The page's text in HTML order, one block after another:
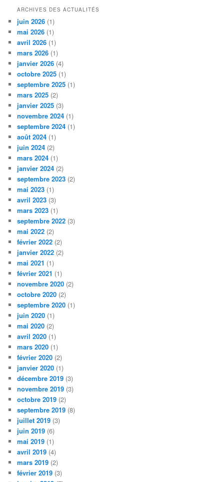
ARCHIVES DES ACTUALITÉS
juin 2026 (1)
mai 2026 (1)
avril 2026 (1)
mars 2026 (1)
janvier 2026 (4)
octobre 2025 (1)
septembre 2025 (1)
mars 2025 (2)
janvier 2025 (3)
novembre 2024 (1)
septembre 2024 (1)
août 2024 (1)
juin 2024 (2)
mars 2024 (1)
janvier 2024 (2)
septembre 2023 (2)
mai 2023 (1)
avril 2023 (3)
mars 2023 (1)
septembre 2022 (3)
mai 2022 (2)
février 2022 (2)
janvier 2022 (2)
mai 2021 (1)
février 2021 (1)
novembre 2020 (2)
octobre 2020 (2)
septembre 2020 (1)
juin 2020 (1)
mai 2020 (2)
avril 2020 (1)
mars 2020 (1)
février 2020 (2)
janvier 2020 (1)
décembre 2019 (3)
novembre 2019 (3)
octobre 2019 (2)
septembre 2019 (8)
juillet 2019 (3)
juin 2019 (6)
mai 2019 (1)
avril 2019 (4)
mars 2019 (2)
février 2019 (3)